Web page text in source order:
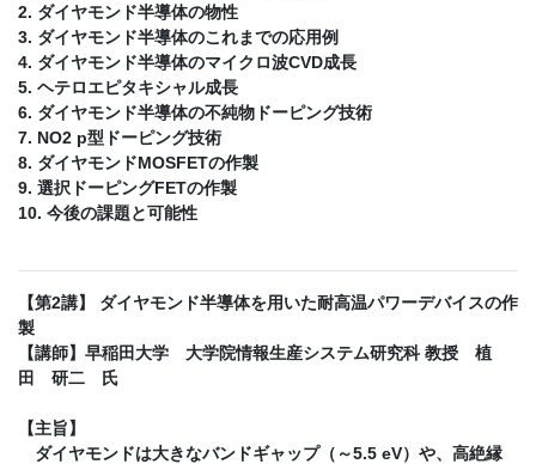
2. ダイヤモンド半導体の物性
3. ダイヤモンド半導体のこれまでの応用例
4. ダイヤモンド半導体のマイクロ波CVD成長
5. ヘテロエピタキシャル成長
6. ダイヤモンド半導体の不純物ドーピング技術
7. NO2 p型ドーピング技術
8. ダイヤモンドMOSFETの作製
9. 選択ドーピングFETの作製
10. 今後の課題と可能性
【第2講】 ダイヤモンド半導体を用いた耐高温パワーデバイスの作
製
【講師】早稲田大学 大学院情報生産システム研究科 教授 植
田 研二 氏
【主旨】
ダイヤモンドは大きなバンドギャップ（～5.5 eV）や、高絶縁